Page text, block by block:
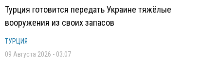
Турция готовится передать Украине тяжёлые
вооружения из своих запасов
ТУРЦИЯ
09 Августа 2026 - 03:07